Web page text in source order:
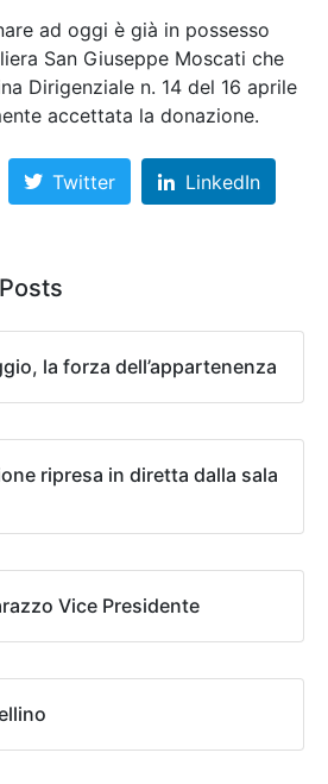
ad oggi è già in possesso
San Giuseppe Moscati che
Dirigenziale n. 14 del 16 aprile
accettata la donazione.
Twitter LinkedIn
la forza dell’appartenenza
ripresa in diretta dalla sala
Vice Presidente